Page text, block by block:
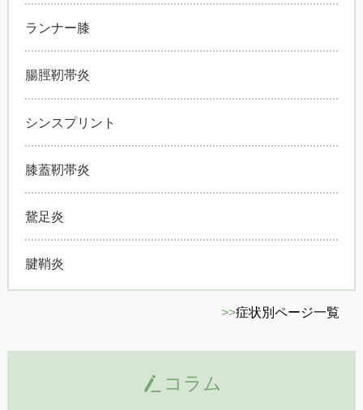
ランナー膝
腸脛靭帯炎
シンスプリント
膝蓋靭帯炎
鵞足炎
腱鞘炎
>>症状別ページ一覧
コラム